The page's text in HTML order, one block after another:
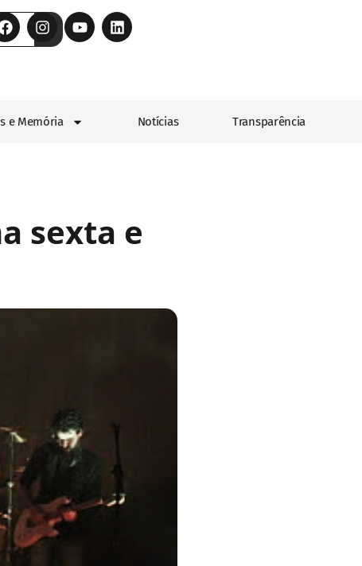
e Memória Notícias Transparência
sexta e